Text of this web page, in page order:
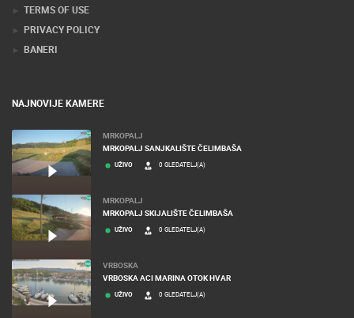
TERMS OF USE
PRIVACY POLICY
BANERI
NAJNOVIJE KAMERE
MRKOPALJ
MRKOPALJ SANJKALIŠTE ČELIMBAŠA
UŽIVO 0 GLEDATELJ(A)
MRKOPALJ
MRKOPALJ SKIJALIŠTE ČELIMBAŠA
UŽIVO 0 GLEDATELJ(A)
VRBOSKA
VRBOSKA ACI MARINA OTOK HVAR
UŽIVO 0 GLEDATELJ(A)